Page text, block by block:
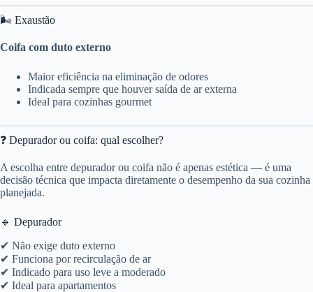
🌬️ Exaustão
Coifa com duto externo
Maior eficiência na eliminação de odores
Indicada sempre que houver saída de ar externa
Ideal para cozinhas gourmet
❓ Depurador ou coifa: qual escolher?
A escolha entre depurador ou coifa não é apenas estética — é uma
decisão técnica que impacta diretamente o desempenho da sua cozinha
planejada.
🔹 Depurador
✔ Não exige duto externo
✔ Funciona por recirculação de ar
✔ Indicado para uso leve a moderado
✔ Ideal para apartamentos